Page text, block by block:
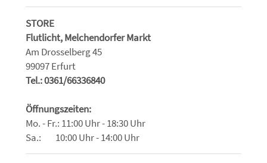
STORE
Flutlicht, Melchendorfer Markt
Am Drosselberg 45
99097 Erfurt
Tel.: 0361/66336840
Öffnungszeiten:
Mo. - Fr.: 11:00 Uhr - 18:30 Uhr
Sa.: 10:00 Uhr - 14:00 Uhr